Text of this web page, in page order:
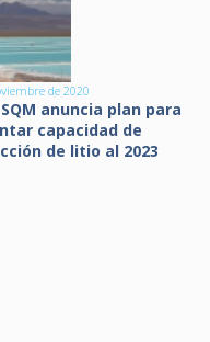
de 2020
anuncia plan para
capacidad de
de litio al 2023